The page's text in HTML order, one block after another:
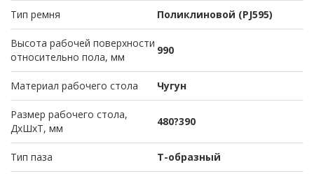
Тип ремня Поликлиновой (PJ595)
Высота рабочей поверхности
относительно пола, мм
990
Материал рабочего стола Чугун
Размер рабочего стола,
ДхШхТ, мм
480?390
Тип паза Т-образный